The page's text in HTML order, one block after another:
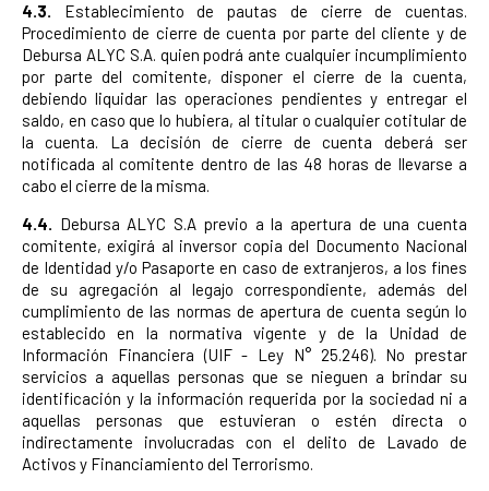
4.3. Establecimiento de pautas de cierre de cuentas.
Procedimiento de cierre de cuenta por parte del cliente y de
Debursa ALYC S.A. quien podrá ante cualquier incumplimiento
por parte del comitente, disponer el cierre de la cuenta,
debiendo liquidar las operaciones pendientes y entregar el
saldo, en caso que lo hubiera, al titular o cualquier cotitular de
la cuenta. La decisión de cierre de cuenta deberá ser
notificada al comitente dentro de las 48 horas de llevarse a
cabo el cierre de la misma.
4.4. Debursa ALYC S.A previo a la apertura de una cuenta
comitente, exigirá al inversor copia del Documento Nacional
de Identidad y/o Pasaporte en caso de extranjeros, a los fines
de su agregación al legajo correspondiente, además del
cumplimiento de las normas de apertura de cuenta según lo
establecido en la normativa vigente y de la Unidad de
Información Financiera (UIF - Ley N° 25.246). No prestar
servicios a aquellas personas que se nieguen a brindar su
identificación y la información requerida por la sociedad ni a
aquellas personas que estuvieran o estén directa o
indirectamente involucradas con el delito de Lavado de
Activos y Financiamiento del Terrorismo.